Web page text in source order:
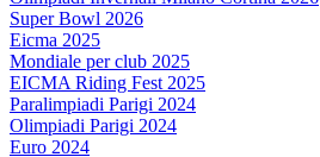
Super Bowl 2026
Eicma 2025
Mondiale per club 2025
EICMA Riding Fest 2025
Paralimpiadi Parigi 2024
Olimpiadi Parigi 2024
Euro 2024